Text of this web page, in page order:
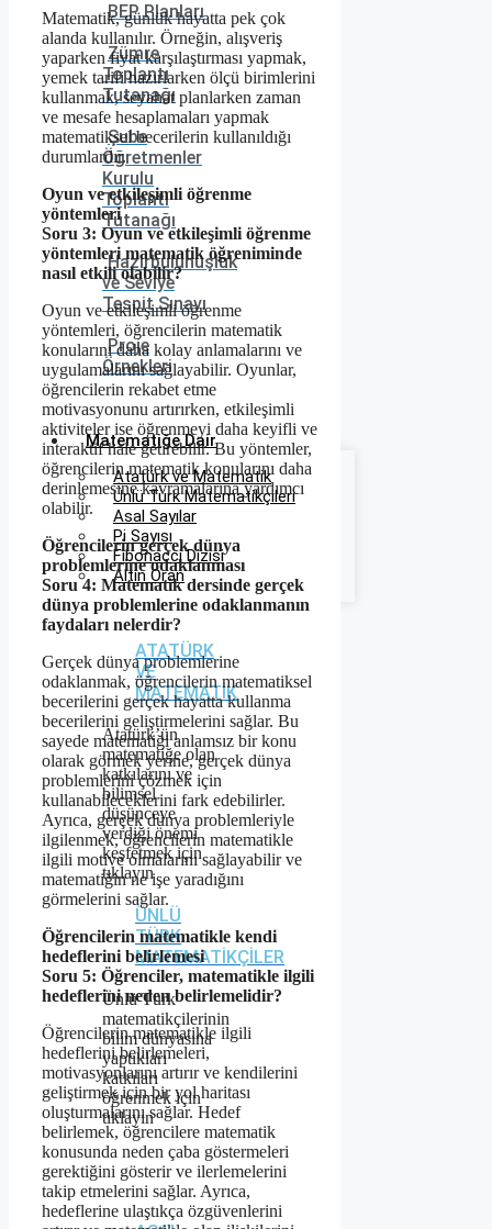
BEP Planları
Zümre
Toplantı
Tutanağı
Şube
Öğretmenler
Kurulu
Toplantı
Tutanağı
Hazırbulunuşluk
ve Seviye
Tespit Sınavı
Proje
Örnekleri
Matematiğe Dair
Atatürk ve Matematik
Ünlü Türk Matematikçileri
Asal Sayılar
Pi Sayısı
Fibonacci Dizisi
Altın Oran
ATATÜRK
VE
MATEMATIK
Atatürk’ün
matematiğe olan
katkılarını ve
bilimsel
düşünceye
verdiği önemi
keşfetmek için
tıklayın
ÜNLÜ
TÜRK
MATEMATIKÇILER
Ünlü Türk
matematikçilerinin
bilim dünyasına
yaptıkları
katkıları
öğrenmek için
tıklayın
Matematik, günlük hayatta pek çok
alanda kullanılır. Örneğin, alışveriş
yaparken fiyat karşılaştırması yapmak,
yemek tarifi hazırlarken ölçü birimlerini
kullanmak, seyahat planlarken zaman
ve mesafe hesaplamaları yapmak
matematiksel becerilerin kullanıldığı
durumlardır.
Oyun ve etkileşimli öğrenme
yöntemleri
Soru 3: Oyun ve etkileşimli öğrenme
yöntemleri matematik öğreniminde
nasıl etkili olabilir?
Oyun ve etkileşimli öğrenme
yöntemleri, öğrencilerin matematik
konularını daha kolay anlamalarını ve
uygulamalarını sağlayabilir. Oyunlar,
öğrencilerin rekabet etme
motivasyonunu artırırken, etkileşimli
aktiviteler ise öğrenmeyi daha keyifli ve
interaktif hale getirebilir. Bu yöntemler,
öğrencilerin matematik konularını daha
derinlemesine kavramalarına yardımcı
olabilir.
Öğrencilerin gerçek dünya
problemlerine odaklanması
Soru 4: Matematik dersinde gerçek
dünya problemlerine odaklanmanın
faydaları nelerdir?
Gerçek dünya problemlerine
odaklanmak, öğrencilerin matematiksel
becerilerini gerçek hayatta kullanma
becerilerini geliştirmelerini sağlar. Bu
sayede matematiği anlamsız bir konu
olarak görmek yerine, gerçek dünya
problemlerini çözmek için
kullanabileceklerini fark edebilirler.
Ayrıca, gerçek dünya problemleriyle
ilgilenmek, öğrencilerin matematikle
ilgili motive olmalarını sağlayabilir ve
matematiğin ne işe yaradığını
görmelerini sağlar.
Öğrencilerin matematikle kendi
hedeflerini belirlemesi
Soru 5: Öğrenciler, matematikle ilgili
hedeflerini neden belirlemelidir?
Öğrencilerin matematikle ilgili
hedeflerini belirlemeleri,
motivasyonlarını artırır ve kendilerini
geliştirmek için bir yol haritası
oluşturmalarını sağlar. Hedef
belirlemek, öğrencilere matematik
konusunda neden çaba göstermeleri
gerektiğini gösterir ve ilerlemelerini
takip etmelerini sağlar. Ayrıca,
hedeflerine ulaştıkça özgüvenlerini